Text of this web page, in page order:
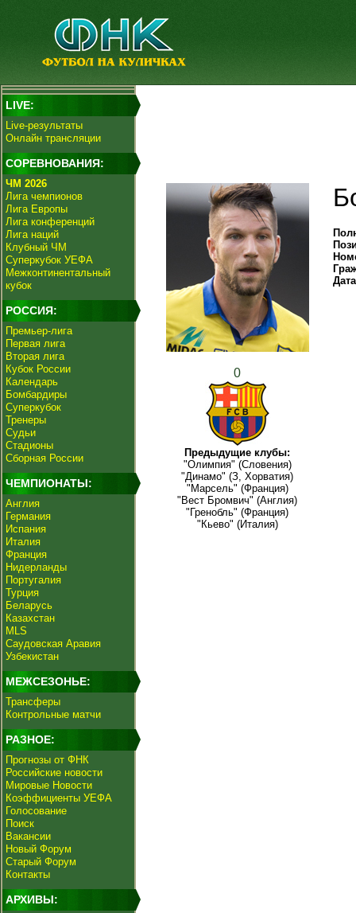
LIVE:
Live-результаты
Онлайн трансляции
СОРЕВНОВАНИЯ:
ЧМ 2026
Лига чемпионов
Лига Европы
Лига конференций
Лига наций
Клубный ЧМ
Суперкубок УЕФА
Межконтинентальный
кубок
РОССИЯ:
Премьер-лига
Первая лига
Вторая лига
Кубок России
Календарь
Бомбардиры
Суперкубок
Тренеры
Судьи
Стадионы
Сборная России
ЧЕМПИОНАТЫ:
Англия
Германия
Испания
Италия
Франция
Нидерланды
Португалия
Турция
Беларусь
Казахстан
MLS
Саудовская Аравия
Узбекистан
МЕЖСЕЗОНЬЕ:
Трансферы
Контрольные матчи
РАЗНОЕ:
Прогнозы от ФНК
Российские новости
Мировые Новости
Коэффициенты УЕФА
Голосование
Поиск
Вакансии
Новый Форум
Старый Форум
Контакты
АРХИВЫ:
0
Предыдущие клубы:
"Олимпия" (Словения)
"Динамо" (З, Хорватия)
"Марсель" (Франция)
"Вест Бромвич" (Англия)
"Гренобль" (Франция)
"Кьево" (Италия)